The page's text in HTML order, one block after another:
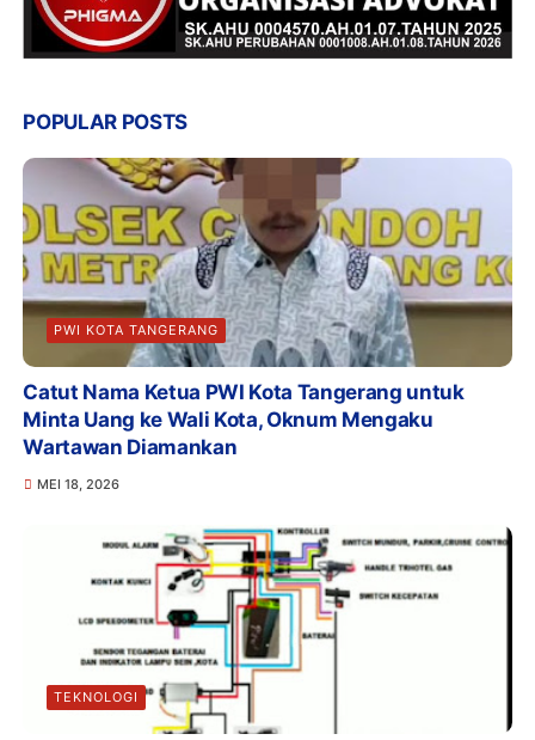
POPULAR POSTS
PWI KOTA TANGERANG
Catut Nama Ketua PWI Kota Tangerang untuk
Minta Uang ke Wali Kota, Oknum Mengaku
Wartawan Diamankan
MEI 18, 2026
TEKNOLOGI